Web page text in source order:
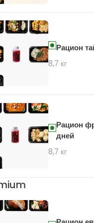
Рацион
8,7 кг
Рацион
дней
8,7 кг